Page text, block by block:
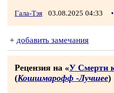
Гала-Тэя 03.08.2025 04:33 •
+ добавить замечания
Рецензия на «У Смерти
(Кошшмарофф -Лучшее)